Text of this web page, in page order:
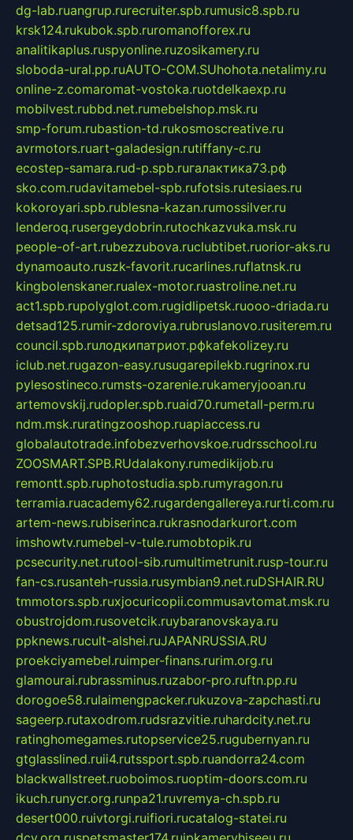
dg-lab.ruangrup.rurecruiter.spb.rumusic8.spb.ru
krsk124.rukubok.spb.ruromanofforex.ru
analitikaplus.ruspyonline.ruzosikamery.ru
sloboda-ural.pp.ruAUTO-COM.SUhohota.netalimy.ru
online-z.comaromat-vostoka.ruotdelkaexp.ru
mobilvest.rubbd.net.rumebelshop.msk.ru
smp-forum.rubastion-td.rukosmoscreative.ru
avrmotors.ruart-galadesign.rutiffany-c.ru
ecostep-samara.rud-p.spb.ruгалактика73.рф
sko.com.rudavitamebel-spb.rufotsis.rutesiaes.ru
kokoroyari.spb.rublesna-kazan.rumossilver.ru
lenderoq.rusergeydobrin.rutochkazvuka.msk.ru
people-of-art.rubezzubova.ruclubtibet.ruorior-aks.ru
dynamoauto.ruszk-favorit.rucarlines.ruflatnsk.ru
kingbolenskaner.rualex-motor.ruastroline.net.ru
act1.spb.rupolyglot.com.rugidlipetsk.ruooo-driada.ru
detsad125.rumir-zdoroviya.rubruslanovo.rusiterem.ru
council.spb.ruлодкипатриот.рфkafekolizey.ru
iclub.net.rugazon-easy.rusugarepilekb.rugrinox.ru
pylesostineco.rumsts-ozarenie.rukameryjooan.ru
artemovskij.rudopler.spb.ruaid70.rumetall-perm.ru
ndm.msk.ruratingzooshop.ruapiaccess.ru
globalautotrade.infobezverhovskoe.rudrsschool.ru
ZOOSMART.SPB.RUdalakony.rumedikijob.ru
remontt.spb.ruphotostudia.spb.rumyragon.ru
terramia.ruacademy62.rugardengallereya.rurti.com.ru
artem-news.rubiserinca.rukrasnodarkurort.com
imshowtv.rumebel-v-tule.rumobtopik.ru
pcsecurity.net.rutool-sib.rumultimetrunit.rusp-tour.ru
fan-cs.rusanteh-russia.rusymbian9.net.ruDSHAIR.RU
tmmotors.spb.ruxjocuricopii.commusavtomat.msk.ru
obustrojdom.rusovetcik.ruybaranovskaya.ru
ppknews.rucult-alshei.ruJAPANRUSSIA.RU
proekciyamebel.ruimper-finans.rurim.org.ru
glamourai.rubrassminus.ruzabor-pro.ruftn.pp.ru
dorogoe58.rulaimengpacker.rukuzova-zapchasti.ru
sageerp.rutaxodrom.rudsrazvitie.ruhardcity.net.ru
ratinghomegames.rutopservice25.rugubernyan.ru
gtglasslined.ruii4.rutssport.spb.ruandorra24.com
blackwallstreet.ruoboimos.ruoptim-doors.com.ru
ikuch.runycr.org.runpa21.ruvremya-ch.spb.ru
desert000.ruivtorgi.ruifiori.rucatalog-statei.ru